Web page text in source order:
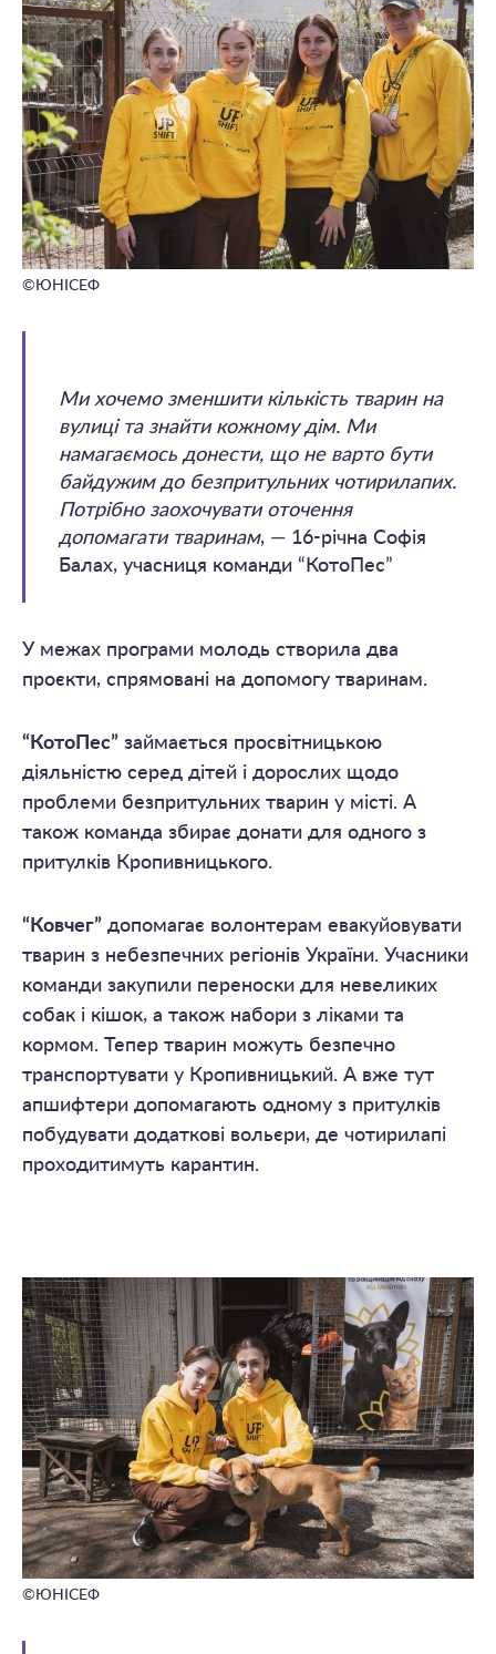
©ЮНІСЕФ
Ми хочемо зменшити кількість тварин на
вулиці та знайти кожному дім. Ми
намагаємось донести, що не варто бути
байдужим до безпритульних чотирилапих.
Потрібно заохочувати оточення
допомагати тваринам, — 16-річна Софія
Балах, учасниця команди “КотоПес”
У межах програми молодь створила два
проєкти, спрямовані на допомогу тваринам.
“КотоПес” займається просвітницькою
діяльністю серед дітей і дорослих щодо
проблеми безпритульних тварин у місті. А
також команда збирає донати для одного з
притулків Кропивницького.
“Ковчег” допомагає волонтерам евакуйовувати
тварин з небезпечних регіонів України. Учасники
команди закупили переноски для невеликих
собак і кішок, а також набори з ліками та
кормом. Тепер тварин можуть безпечно
транспортувати у Кропивницький. А вже тут
апшифтери допомагають одному з притулків
побудувати додаткові вольєри, де чотирилапі
проходитимуть карантин.
©ЮНІСЕФ